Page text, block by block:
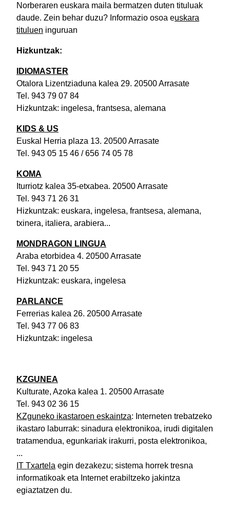
Norberaren euskara maila bermatzen duten tituluak
daude. Zein behar duzu? Informazio osoa euskara
tituluen inguruan
Hizkuntzak:
IDIOMASTER
Otalora Lizentziaduna kalea 29. 20500 Arrasate
Tel. 943 79 07 84
Hizkuntzak: ingelesa, frantsesa, alemana
KIDS & US
Euskal Herria plaza 13. 20500 Arrasate
Tel. 943 05 15 46 / 656 74 05 78
KOMA
Iturriotz kalea 35-etxabea. 20500 Arrasate
Tel. 943 71 26 31
Hizkuntzak: euskara, ingelesa, frantsesa, alemana,
txinera, italiera, arabiera...
MONDRAGON LINGUA
Araba etorbidea 4. 20500 Arrasate
Tel. 943 71 20 55
Hizkuntzak: euskara, ingelesa
PARLANCE
Ferrerias kalea 26. 20500 Arrasate
Tel. 943 77 06 83
Hizkuntzak: ingelesa
KZGUNEA
Kulturate, Azoka kalea 1. 20500 Arrasate
Tel. 943 02 36 15
KZguneko ikastaroen eskaintza: Interneten trebatzeko
ikastaro laburrak: sinadura elektronikoa, irudi digitalen
tratamendua, egunkariak irakurri, posta elektronikoa,
...
IT Txartela egin dezakezu; sistema horrek tresna
informatikoak eta Internet erabiltzeko jakintza
egiaztatzen du.